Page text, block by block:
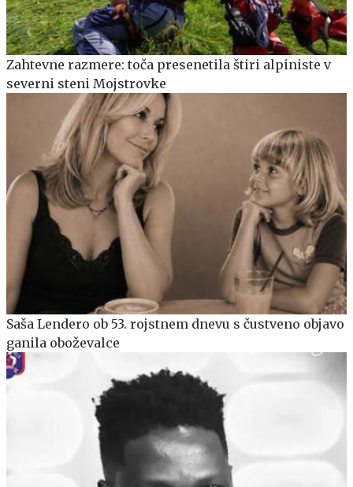
Zahtevne razmere: toča presenetila štiri alpiniste v
severni steni Mojstrovke
Saša Lendero ob 53. rojstnem dnevu s čustveno objavo
ganila oboževalce